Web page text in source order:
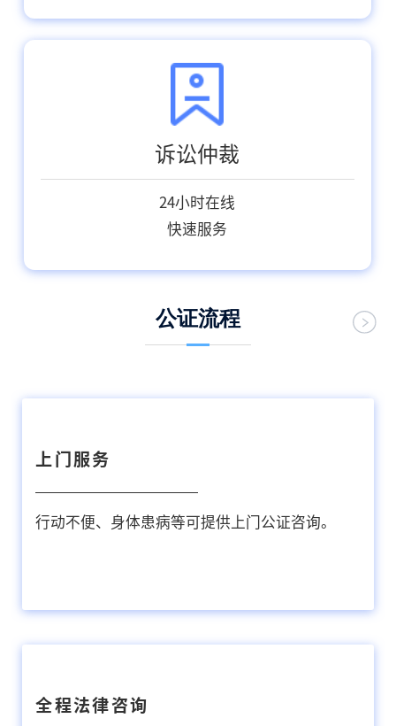
诉讼仲裁
24小时在线
快速服务
公证流程
上门服务
行动不便、身体患病等可提供上门公证咨询。
全程法律咨询